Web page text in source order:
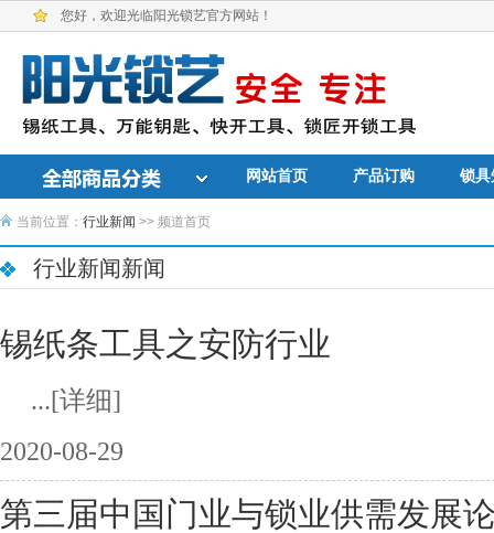
您好，欢迎光临阳光锁艺官方网站！
网站首页 产品订购 锁
当前位置： 行业新闻 >> 频道首页
行业新闻新闻
锡纸条工具之安防行业
...[详细]
2020-08-29
第三届中国门业与锁业供需发展